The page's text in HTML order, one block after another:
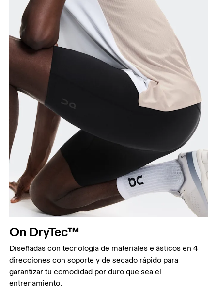
On DryTec™
Diseñadas con tecnología de materiales elásticos en 4
direcciones con soporte y de secado rápido para
garantizar tu comodidad por duro que sea el
entrenamiento.